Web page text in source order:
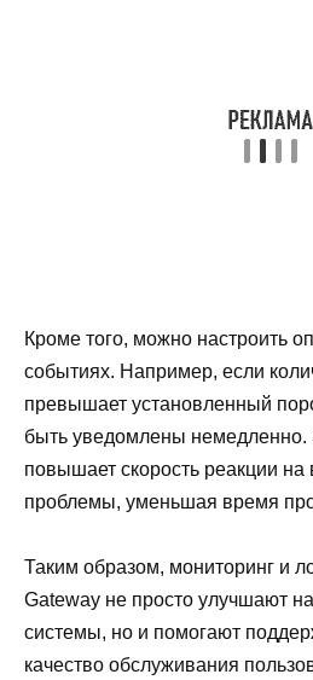
Кроме того, можно настроить
событиях. Например, если
превышает установленный
быть уведомлены немедленно.
повышает скорость реакции
проблемы, уменьшая время
Таким образом, мониторинг и
Gateway не просто улучшают
системы, но и помогают
качество обслуживания